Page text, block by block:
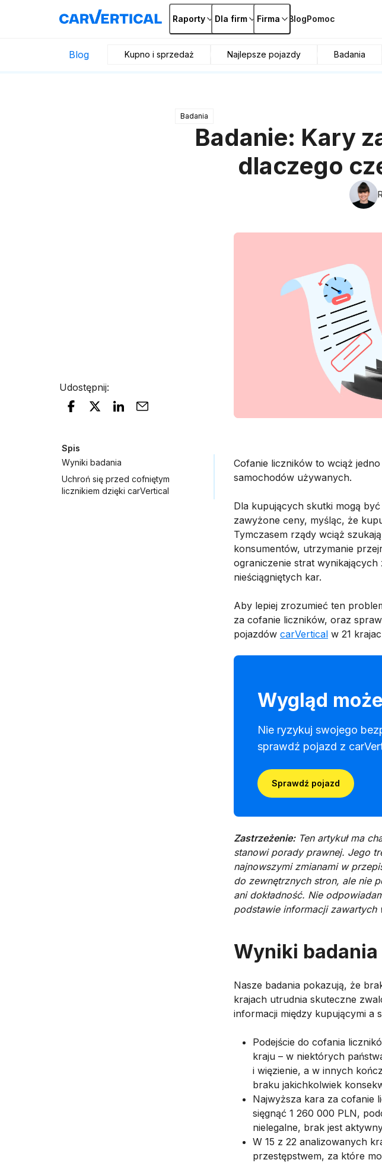
Raporty Dla firm Firma BlogPomoc
Blog Kupno i sprzedaż Najlepsze pojazdy Badania
Badania
Badanie: Kary
dlaczego
Udostępnij:
Spis
Wyniki badania
Uchroń się przed cofniętym
licznikiem dzięki carVertical
Cofanie liczników to wciąż
samochodów używanych.
Dla kupujących skutki mogą
zawyżone ceny, myśląc, że
Tymczasem rządy wciąż
konsumentów, utrzymanie
ograniczenie strat
nieściągniętych kar.
Aby lepiej zrozumieć ten
za cofanie liczników, oraz
pojazdów carVertical w 21
Wygląd
Nie ryzykuj swojego
sprawdź pojazd z
Sprawdź pojazd
Zastrzeżenie: Ten artykuł ma
stanowi porady prawnej. Jego
najnowszymi zmianami w
do zewnętrznych stron, ale nie
ani dokładność. Nie
podstawie informacji zawartych
Wyniki badania
Nasze badania pokazują, że
krajach utrudnia skuteczne
informacji między kupującymi a
Podejście do cofania
kraju – w niektórych
i więzienie, a w innych
braku jakichkolwiek
Najwyższa kara za cofanie
sięgnąć 1 260 000 PLN,
nielegalne, brak jest
W 15 z 22 analizowanych
przestępstwem, za które